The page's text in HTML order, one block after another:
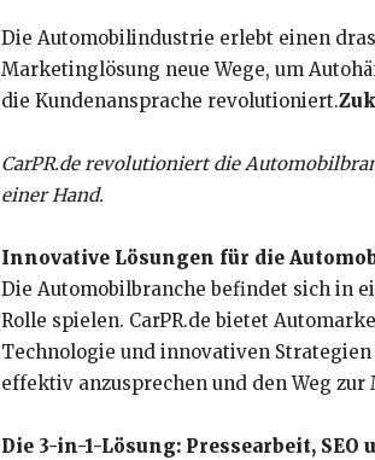
Die Automobilindustrie erlebt einen
Marketinglösung neue Wege, um
die Kundenansprache revolutioniert.
CarPR.de revolutioniert die
einer Hand.
Innovative Lösungen für die
Die Automobilbranche befindet sich in
Rolle spielen. CarPR.de bietet
Technologie und innovativen
effektiv anzusprechen und den Weg
Die 3-in-1-Lösung: Pressearbeit, SEO